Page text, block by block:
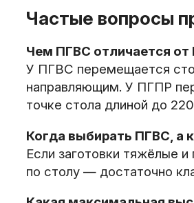
Частые вопросы
Чем ПГВС отличается от
У ПГВС перемещается
направляющим. У ПГПР
точке стола длиной до
Когда выбирать ПГВС, а
Если заготовки тяжёлые
по столу — достаточно